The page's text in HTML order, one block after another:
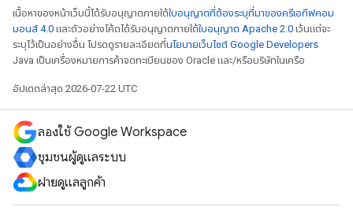
เนื้อหาของหน้าเว็บนี้ได้รับอนุญาตภายใต้ใบอนุญาตที่ต้องระบุที่มาของครีเอทีฟคอม
มอนส์ 4.0 และตัวอย่างโค้ดได้รับอนุญาตภายใต้ใบอนุญาต Apache 2.0 เว้นแต่จะ
ระบุไว้เป็นอย่างอื่น โปรดดูรายละเอียดที่นโยบายเว็บไซต์ Google Developers
Java เป็นเครื่องหมายการค้าจดทะเบียนของ Oracle และ/หรือบริษัทในเครือ
อัปเดตล่าสุด 2026-07-22 UTC
ลองใช้ Google Workspace
ชุมชนผู้ดูแลระบบ
ฝ่ายดูแลลูกค้า